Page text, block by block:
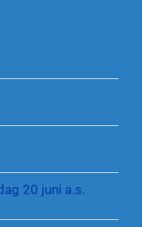
20 juni a.s.